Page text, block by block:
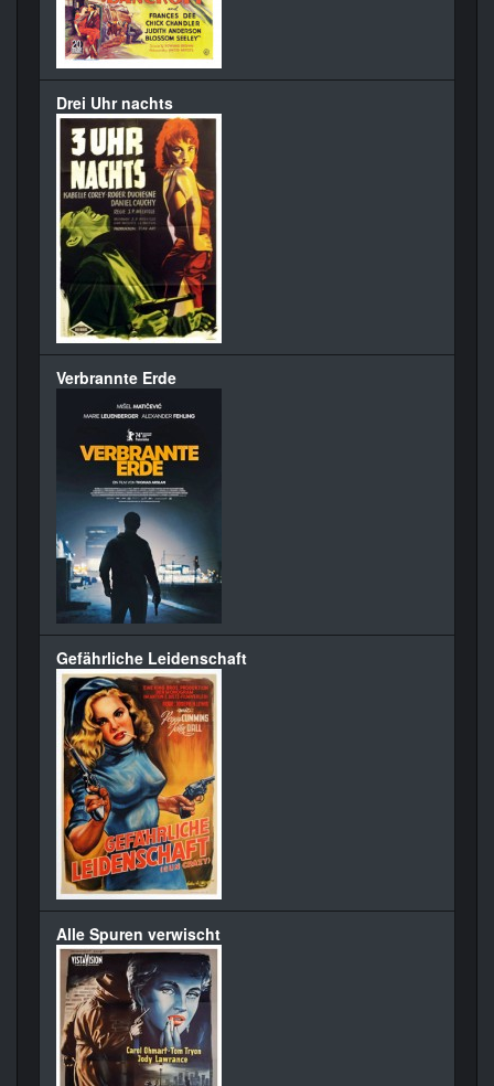
Drei Uhr nachts
Verbrannte Erde
Gefährliche Leidenschaft
Alle Spuren verwischt